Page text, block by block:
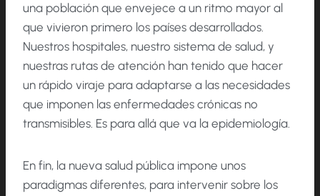
una población que envejece a un ritmo mayor al
que vivieron primero los países desarrollados.
Nuestros hospitales, nuestro sistema de salud, y
nuestras rutas de atención han tenido que hacer
un rápido viraje para adaptarse a las necesidades
que imponen las enfermedades crónicas no
transmisibles. Es para allá que va la epidemiología.
En fin, la nueva salud pública impone unos
paradigmas diferentes, para intervenir sobre los